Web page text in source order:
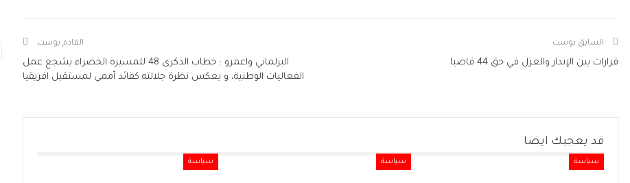
السابق بوست
قرارات بين الإندار والعزل في حق 44 قاضيا
القادم بوست
البرلماني واعمرو : خطاب الذكرى 48 للمسيرة الخضراء يشجع عمل
الفعاليات الوطنية، و يعكس نظرة جلالته كقائد أممي لمستقبل افريقيا
قد يعجبك ايضا
سياسة سياسة سياسة